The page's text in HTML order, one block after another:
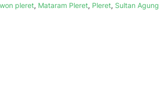
pleret, Mataram Pleret, Pleret, Sultan Agung